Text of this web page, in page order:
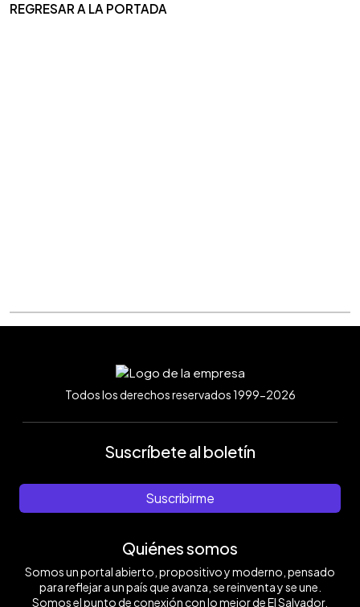
REGRESAR A LA PORTADA
Todos los derechos reservados 1999-2026
Suscríbete al boletín
Suscribirme
Quiénes somos
Somos un portal abierto, propositivo y moderno, pensado
para reflejar a un país que avanza, se reinventa y se une.
Somos el punto de conexión con lo mejor de El Salvador.